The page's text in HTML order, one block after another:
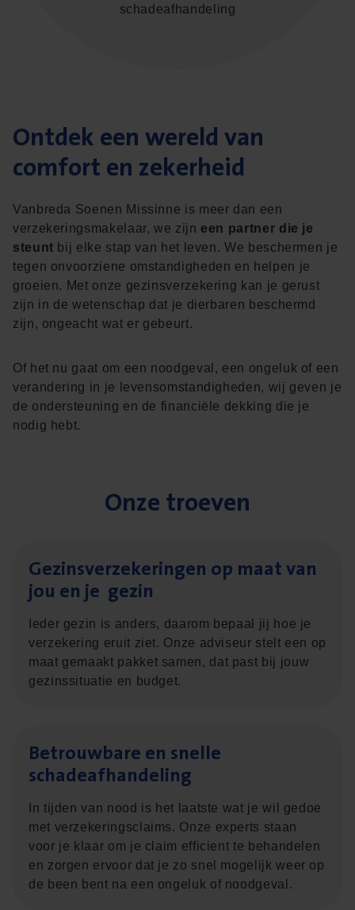
schadeafhandeling
Ontdek een wereld van
comfort en zekerheid
Vanbreda Soenen Missinne is meer dan een
verzekeringsmakelaar, we zijn een partner die je
steunt bij elke stap van het leven. We beschermen je
tegen onvoorziene omstandigheden en helpen je
groeien. Met onze gezinsverzekering kan je gerust
zijn in de wetenschap dat je dierbaren beschermd
zijn, ongeacht wat er gebeurt.
Of het nu gaat om een noodgeval, een ongeluk of een
verandering in je levensomstandigheden, wij geven je
de ondersteuning en de financiële dekking die je
nodig hebt.
Onze troe­ven
Gezins­ver­ze­ke­rin­gen op maat van
jou en je gezin
Ieder gezin is anders, daarom bepaal jij hoe je
verzekering eruit ziet. Onze adviseur stelt een op
maat gemaakt pakket samen, dat past bij jouw
gezinssituatie en budget.
Betrouw­ba­re en snel­le
schadeafhandeling
In tijden van nood is het laatste wat je wil gedoe
met verzekeringsclaims. Onze experts staan
voor je klaar om je claim efficient te behandelen
en zorgen ervoor dat je zo snel mogelijk weer op
de been bent na een ongeluk of noodgeval.